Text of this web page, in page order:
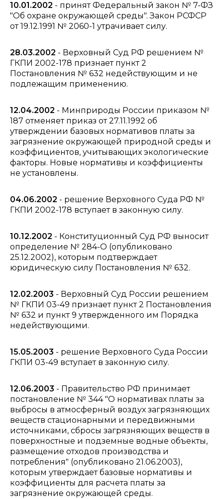
10.01.2002 - принят Федеральный закон № 7-ФЗ
"Об охране окружающей среды". Закон РСФСР
от 19.12.1991 № 2060-1 утрачивает силу.
28.03.2002 - Верховный Суд РФ решением №
ГКПИ 2002-178 признает пункт 2
Постановления № 632 недействующим и не
подлежащим применению.
12.04.2002 - Минприроды России приказом №
187 отменяет приказ от 27.11.1992 об
утверждении базовых нормативов платы за
загрязнение окружающей природной среды и
коэффициентов, учитывающих экологические
факторы. Новые нормативы и коэффициенты
не установлены.
04.06.2002 - решение Верховного Суда РФ №
ГКПИ 2002-178 вступает в законную силу.
10.12.2002 - Конституционный Суд РФ выносит
определение № 284-О (опубликовано
25.12.2002), которым подтверждает
юридическую силу Постановления № 632.
12.02.2003 - Верховный Суд России решением
№ ГКПИ 03-49 признает пункт 2 Постановления
№ 632 и пункт 9 утвержденного им Порядка
недействующими.
15.05.2003 - решение Верховного Суда России
ГКПИ 03-49 вступает в законную силу.
12.06.2003 - Правительство РФ принимает
постановление № 344 "О нормативах платы за
выбросы в атмосферный воздух загрязняющих
веществ стационарными и передвижными
источниками, сбросы загрязняющих веществ в
поверхностные и подземные водные объекты,
размещение отходов производства и
потребления" (опубликовано 21.06.2003),
которым утверждает базовые нормативы и
коэффициенты для расчета платы за
загрязнение окружающей среды.